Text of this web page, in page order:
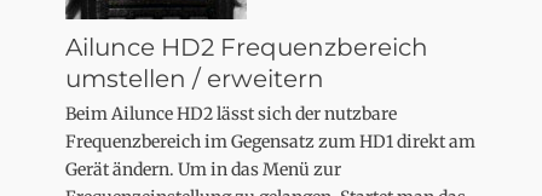
Ailunce HD2 Frequenzbereich
umstellen / erweitern
Beim Ailunce HD2 lässt sich der nutzbare
Frequenzbereich im Gegensatz zum HD1 direkt am
Gerät ändern. Um in das Menü zur